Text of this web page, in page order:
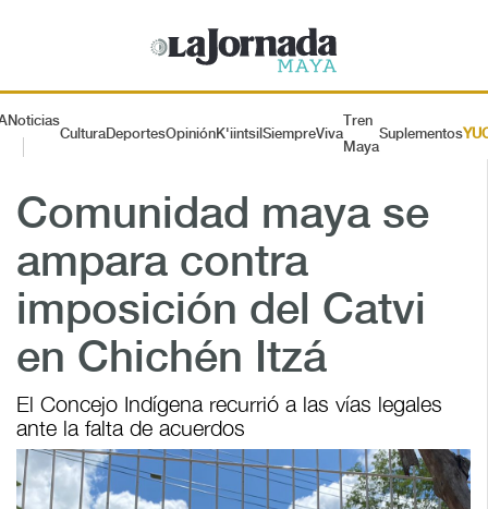
Noticias
CulturaDeportesOpiniónK'iintsil SiempreViva
Tren
Maya
Suplementos
Comunidad maya se
ampara contra
imposición del Catvi
en Chichén Itzá
El Concejo Indígena recurrió a las vías legales
ante la falta de acuerdos